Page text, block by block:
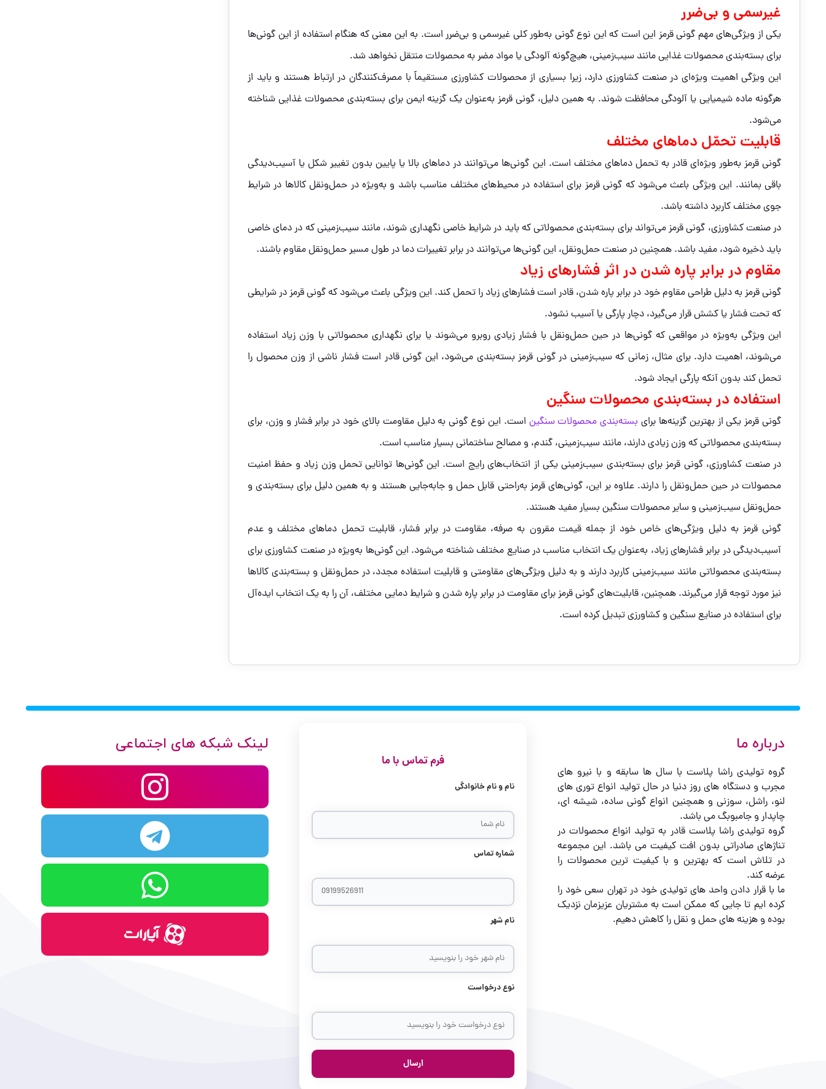
غیرسمی و بی‌ضرر
یکی از ویژگی‌های مهم گونی قرمز این است که این نوع گونی به‌طور کلی غیرسمی و بی‌ضرر است. به این معنی که هنگام استفاده از این گونی‌ها
برای بسته‌بندی محصولات غذایی مانند سیب‌زمینی، هیچ‌گونه آلودگی یا مواد مضر به محصولات منتقل نخواهد شد.
این ویژگی اهمیت ویژه‌ای در صنعت کشاورزی دارد، زیرا بسیاری از محصولات کشاورزی مستقیماً با مصرف‌کنندگان در ارتباط هستند و باید از
هرگونه ماده شیمیایی یا آلودگی محافظت شوند. به همین دلیل، گونی قرمز به‌عنوان یک گزینه ایمن برای بسته‌بندی محصولات غذایی شناخته
می‌شود.
قابلیت تحمّل دماهای مختلف
گونی قرمز به‌طور ویژه‌ای قادر به تحمل دماهای مختلف است. این گونی‌ها می‌توانند در دماهای بالا یا پایین بدون تغییر شکل یا آسیب‌دیدگی
باقی بمانند. این ویژگی باعث می‌شود که گونی قرمز برای استفاده در محیط‌های مختلف مناسب باشد و به‌ویژه در حمل‌ونقل کالاها در شرایط
جوی مختلف کاربرد داشته باشد.
در صنعت کشاورزی، گونی قرمز می‌تواند برای بسته‌بندی محصولاتی که باید در شرایط خاصی نگهداری شوند، مانند سیب‌زمینی که در دمای خاصی
باید ذخیره شود، مفید باشد. همچنین در صنعت حمل‌ونقل، این گونی‌ها می‌توانند در برابر تغییرات دما در طول مسیر حمل‌ونقل مقاوم باشند.
مقاوم در برابر پاره شدن در اثر فشارهای زیاد
گونی قرمز به دلیل طراحی مقاوم خود در برابر پاره شدن، قادر است فشارهای زیاد را تحمل کند. این ویژگی باعث می‌شود که گونی قرمز در شرایطی
که تحت فشار یا کشش قرار می‌گیرد، دچار پارگی یا آسیب نشود.
این ویژگی به‌ویژه در مواقعی که گونی‌ها در حین حمل‌ونقل با فشار زیادی روبرو می‌شوند یا برای نگهداری محصولاتی با وزن زیاد استفاده
می‌شوند، اهمیت دارد. برای مثال، زمانی که سیب‌زمینی در گونی قرمز بسته‌بندی می‌شود، این گونی قادر است فشار ناشی از وزن محصول را
تحمل کند بدون آنکه پارگی ایجاد شود.
استفاده در بسته‌بندی محصولات سنگین
گونی قرمز یکی از بهترین گزینه‌ها برای بسته‌بندی محصولات سنگین است. این نوع گونی به دلیل مقاومت بالای خود در برابر فشار و وزن، برای
بسته‌بندی محصولاتی که وزن زیادی دارند، مانند سیب‌زمینی، گندم، و مصالح ساختمانی بسیار مناسب است.
در صنعت کشاورزی، گونی قرمز برای بسته‌بندی سیب‌زمینی یکی از انتخاب‌های رایج است. این گونی‌ها توانایی تحمل وزن زیاد و حفظ امنیت
محصولات در حین حمل‌ونقل را دارند. علاوه بر این، گونی‌های قرمز به‌راحتی قابل حمل و جابه‌جایی هستند و به همین دلیل برای بسته‌بندی و
حمل‌ونقل سیب‌زمینی و سایر محصولات سنگین بسیار مفید هستند.
گونی قرمز به دلیل ویژگی‌های خاص خود از جمله قیمت مقرون به صرفه، مقاومت در برابر فشار، قابلیت تحمل دماهای مختلف و عدم
آسیب‌دیدگی در برابر فشارهای زیاد، به‌عنوان یک انتخاب مناسب در صنایع مختلف شناخته می‌شود. این گونی‌ها به‌ویژه در صنعت کشاورزی برای
بسته‌بندی محصولاتی مانند سیب‌زمینی کاربرد دارند و به دلیل ویژگی‌های مقاومتی و قابلیت استفاده مجدد، در حمل‌ونقل و بسته‌بندی کالاها
نیز مورد توجه قرار می‌گیرند. همچنین، قابلیت‌های گونی قرمز برای مقاومت در برابر پاره شدن و شرایط دمایی مختلف، آن را به یک انتخاب ایده‌آل
برای استفاده در صنایع سنگین و کشاورزی تبدیل کرده است.
درباره ما
گروه تولیدی راشا پلاست با سال ها سابقه و با نیرو های
مجرب و دستگاه های روز دنیا در حال تولید انواع توری های
لنو، راشل، سوزنی و همچنین انواع گونی ساده، شیشه ای،
چاپدار و جامبوبگ می باشد.
گروه تولیدی راشا پلاست قادر به تولید انواع محصولات در
تناژهای صادراتی بدون افت کیفیت می باشد. این مجموعه
در تلاش است که بهترین و با کیفیت ترین محصولات را
عرضه کند.
ما با قرار دادن واحد های تولیدی خود در تهران سعی خود را
کرده ایم تا جایی که ممکن است به مشتریان عزیزمان نزدیک
بوده و هزینه های حمل و نقل را کاهش دهیم.
فرم تماس با ما
نام و نام خانوادگی
شماره تماس
نام شهر
نوع درخواست
لینک شبکه های اجتماعی